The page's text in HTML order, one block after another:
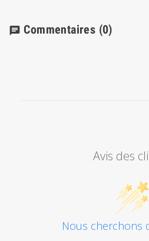
chat Commentaires (0)
Avis des
Nous cherchons